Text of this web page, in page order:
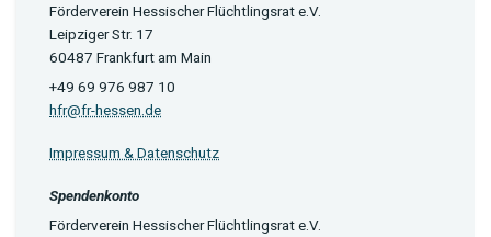
Förderverein Hessischer Flüchtlingsrat e.V.
Leipziger Str. 17
60487 Frankfurt am Main
+49 69 976 987 10
hfr@fr-hessen.de
Impressum & Datenschutz
Spendenkonto
Förderverein Hessischer Flüchtlingsrat e.V.